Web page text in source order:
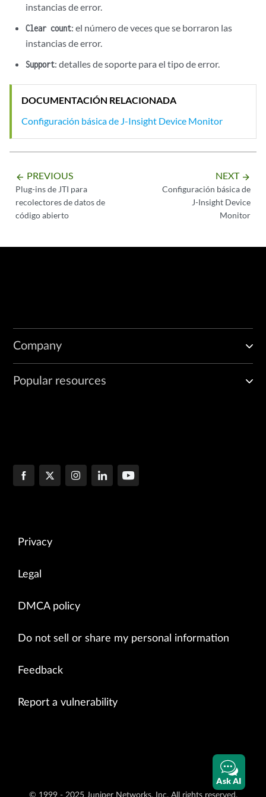
instancias de error.
Clear count: el número de veces que se borraron las
instancias de error.
Support: detalles de soporte para el tipo de error.
DOCUMENTACIÓN RELACIONADA
Configuración básica de J-Insight Device Monitor
arrow_backward PREVIOUS
Plug-ins de JTI para
recolectores de datos de
código abierto
NEXT arrow_forward
Configuración básica de
J-Insight Device
Monitor
Company
Popular resources
Privacy
Legal
DMCA policy
Do not sell or share my personal information
Feedback
Report a vulnerability
© 1999 - 2025 Juniper Networks, Inc. All rights reserved.
Ask AI